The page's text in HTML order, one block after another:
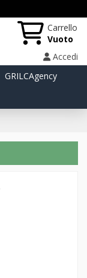
Carrello
Vuoto
Accedi
GRILCAgency